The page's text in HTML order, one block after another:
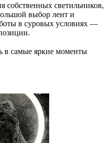
собственных светильников,
выбор лент и
в суровых условиях —
в самые яркие моменты